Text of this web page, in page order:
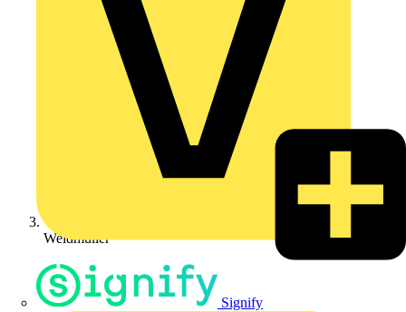
Signify
Weidmüller